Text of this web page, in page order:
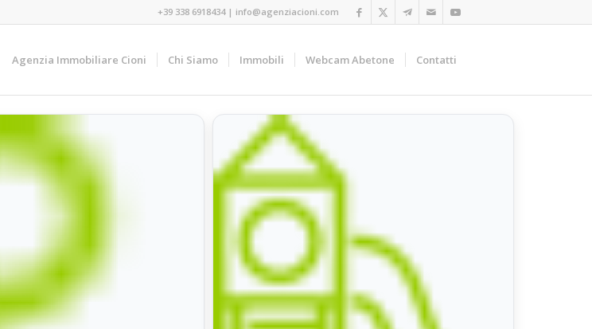
+39 338 6918434| info@agenziacioni.com
Agenzia Immobiliare Cioni Chi Siamo Immobili Webcam Abetone Contatti